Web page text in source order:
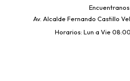
Encuentranos
Av. Alcalde Fernando Castillo
Horarios: Lun a Vie